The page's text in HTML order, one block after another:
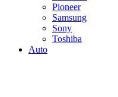
Pioneer
Samsung
Sony
Toshiba
Auto